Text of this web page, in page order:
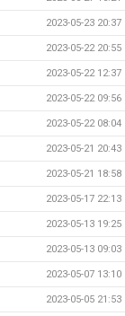
2023-05-23 20:37
2023-05-22 20:55
2023-05-22 12:37
2023-05-22 09:56
2023-05-22 08:04
2023-05-21 20:43
2023-05-21 18:58
2023-05-17 22:13
2023-05-13 19:25
2023-05-13 09:03
2023-05-07 13:10
2023-05-05 21:53